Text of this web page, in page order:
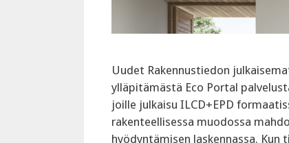
Uudet Rakennustiedon
ylläpitämästä Eco Portal
joille julkaisu ILCD+EPD
rakenteellisessa muodossa
hyödyntämisen laskennassa.